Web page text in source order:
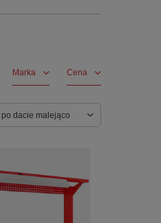
Marka Cena
sortowanie
po dacie malejąco